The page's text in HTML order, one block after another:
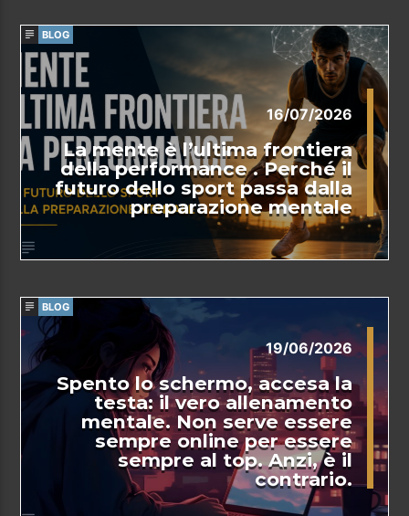
BLOG
16/07/2026
La mente è l’ultima frontiera
della performance . Perché il
futuro dello sport passa dalla
preparazione mentale
BLOG
19/06/2026
Spento lo schermo, accesa la
testa: il vero allenamento
mentale. Non serve essere
sempre online per essere
sempre al top. Anzi, è il
contrario.